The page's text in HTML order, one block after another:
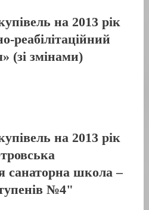
на 2013 рік
реабілітаційний
(зі змінами)
на 2013 рік
санаторна школа –
№4"